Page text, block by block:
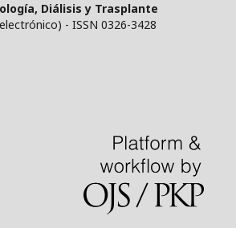
Diálisis y Trasplante
- ISSN 0326-3428